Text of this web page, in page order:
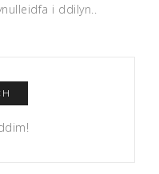
i ddilyn..